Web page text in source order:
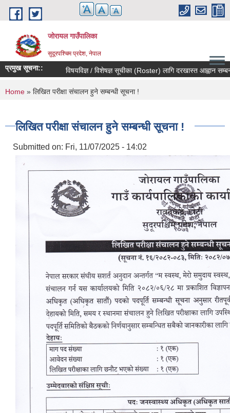
Skip to main content
जोरायल गाउँपालिका
सुदूरपश्चिम प्रदेश, नेपाल
प्रमुख सूचना:: विषयविज्ञ / विशेषज्ञ सूचीका (Roster) लागि दरखास्त आह्वान सम्बन्धी
You are here
Home » लिखित परीक्षा संचालन हुने सम्बन्धी सूचना !
लिखित परीक्षा संचालन हुने सम्बन्धी सूचना !
Submitted on: Fri, 11/07/2025 - 14:02